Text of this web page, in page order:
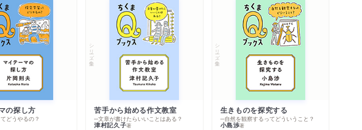
の探し方
どうやるの？
シリーズ・全集
苦手から始める作文教室
─文章が書けたらいいことはある？
津村記久子著
シリーズ・全集
生きものを探究する
─自然を観察するってどういうこと？
小島渉著